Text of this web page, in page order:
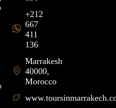
+212
667
411
136
Marrakesh
40000,
Morocco